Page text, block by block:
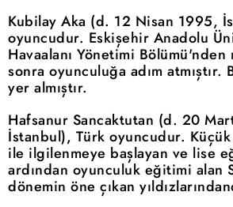
Kubilay Aka (d. 12 Nisan 1995,
oyuncudur. Eskişehir Anadolu
Havaalanı Yönetimi
sonra oyunculuğa adım
yer almıştır.
Hafsanur Sancaktutan (d. 20
İstanbul), Türk oyuncudur.
ile ilgilenmeye başlayan ve lise
ardından oyunculuk eğitimi alan
dönemin öne çıkan